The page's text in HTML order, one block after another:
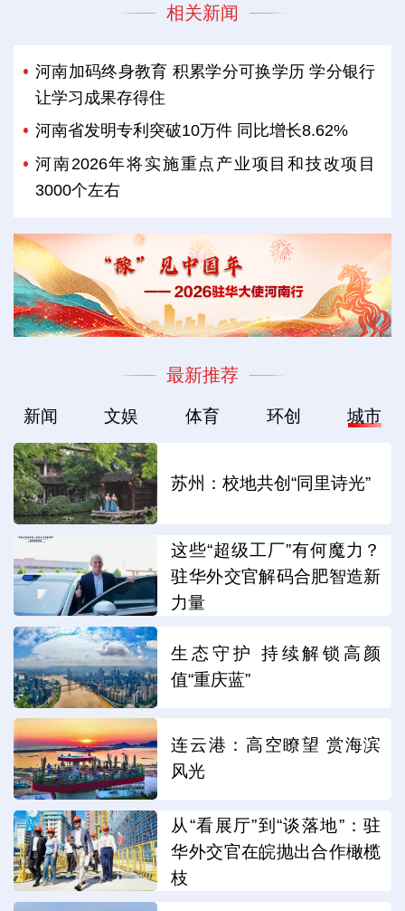
相关新闻
河南加码终身教育 积累学分可换学历 学分银行
让学习成果存得住
河南省发明专利突破10万件 同比增长8.62%
河南2026年将实施重点产业项目和技改项目
3000个左右
最新推荐
新闻 文娱 体育 环创 城市
苏州：校地共创“同里诗光”
这些“超级工厂”有何魔力？
驻华外交官解码合肥智造新
力量
生态守护 持续解锁高颜
值“重庆蓝”
连云港：高空瞭望 赏海滨
风光
从“看展厅”到“谈落地”：驻
华外交官在皖抛出合作橄榄
枝